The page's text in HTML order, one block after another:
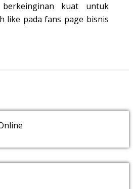
kuat untuk
like pada fans page bisnis